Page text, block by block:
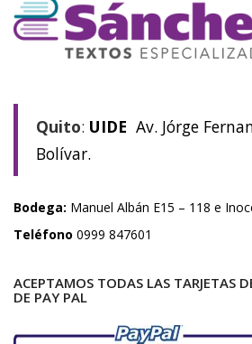
Quito: UIDE Av. Jórge
Bolívar.
Bodega: Manuel Albán E15 – 118 e
Teléfono 0999 847601
ACEPTAMOS TODAS LAS TARJETAS
DE PAY PAL